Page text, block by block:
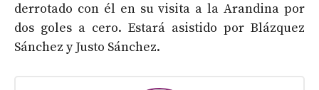
derrotado con él en su visita a la Arandina por
dos goles a cero. Estará asistido por Blázquez
Sánchez y Justo Sánchez.